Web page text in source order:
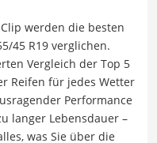
werden die besten
45 R19 verglichen.
Vergleich der Top 5
Reifen für jedes Wetter
Performance
langer Lebensdauer –
was Sie über die